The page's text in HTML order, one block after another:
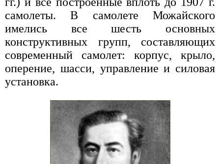
самолеты. В самолете Можайского
имелись все шесть основных
конструктивных групп, составляющих
современный самолет: корпус, крыло,
оперение, шасси, управление и силовая
установка.